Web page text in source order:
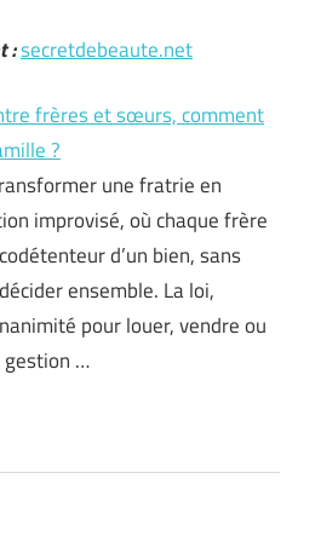
:secretdebeaute.net
frères et sœurs, comment
?
une fratrie en
improvisé, où chaque frère
d’un bien, sans
ensemble. La loi,
pour louer, vendre ou
gestion …